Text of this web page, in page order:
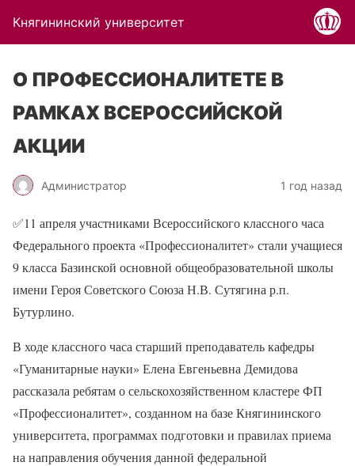
Княгининский университет
О ПРОФЕССИОНАЛИТЕТЕ В
РАМКАХ ВСЕРОССИЙСКОЙ
АКЦИИ
Администратор 1 год назад
✅11 апреля участниками Всероссийского классного часа
Федерального проекта «Профессионалитет» стали учащиеся
9 класса Базинской основной общеобразовательной школы
имени Героя Советского Союза Н.В. Сутягина р.п.
Бутурлино.
В ходе классного часа старший преподаватель кафедры
«Гуманитарные науки» Елена Евгеньевна Демидова
рассказала ребятам о сельскохозяйственном кластере ФП
«Профессионалитет», созданном на базе Княгининского
университета, программах подготовки и правилах приема
на направления обучения данной федеральной